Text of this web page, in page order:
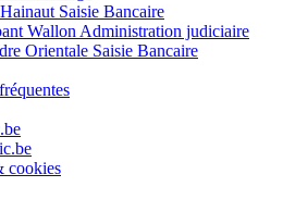
Saisie Bancaire
Wallon Administration judiciaire
Orientale Saisie Bancaire
cookies